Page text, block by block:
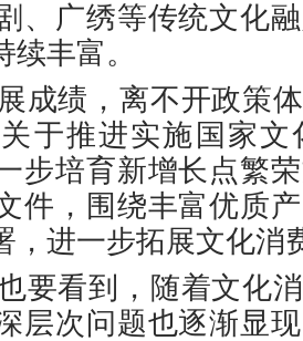
、广绣等传统文化
丰富。
绩，离不开政策体
于推进实施国家
步培育新增长点繁
件，围绕丰富优质
，进一步拓展文化消
看到，随着文化消
层次问题也逐渐显